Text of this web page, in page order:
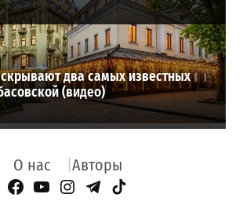
два самых известных
(видео)
О нас Авторы
Facebook Page
YouTube
Instagram
Telegram
TikTok